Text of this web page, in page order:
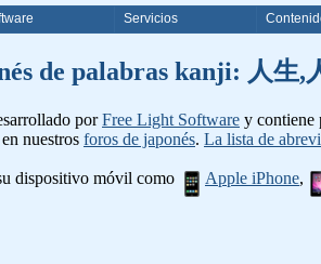
Servicios
de palabras kanji: 人
porFree Light Software y contiene
nuestros foros de japonés. La lista de
dispositivo móvil como Apple iPhone,